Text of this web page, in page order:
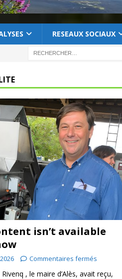
RESEAUX SOCIAUX
isn’t available
Commentaires fermés
, le maire d’Alès, avait reçu,